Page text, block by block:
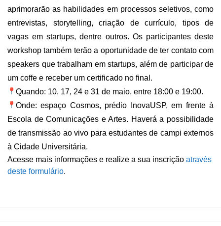
Agenda AUSPIN
Fala Inovação
Edição 2025
Edição 2021
Edição 2019
Edição 2017
Inovação em Números
Propriedade Intelectual
Formas de Proteção
Patentes
Softwares
aprimorarão as habilidades em processos seletivos, como
entrevistas, storytelling, criação de currículo, tipos de
vagas em startups, dentre outros. Os participantes deste
workshop também terão a oportunidade de ter contato com
speakers que trabalham em startups, além de participar de
um coffe e receber um certificado no final.
Quando: 10, 17, 24 e 31 de maio, entre 18:00 e 19:00.
Onde: espaço Cosmos, prédio InovaUSP, em frente à
Escola de Comunicações e Artes. Haverá a possibilidade
de transmissão ao vivo para estudantes de campi externos
à Cidade Universitária.
Acesse mais informações e realize a sua inscrição através
deste formulário.